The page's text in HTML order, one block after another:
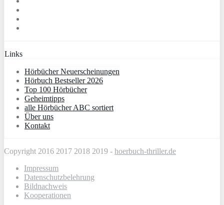
Links
Hörbücher Neuerscheinungen
Hörbuch Bestseller 2026
Top 100 Hörbücher
Geheimtipps
alle Hörbücher ABC sortiert
Über uns
Kontakt
Copyright 2016 2017 2018 2019 - hoerbuch-thriller.de
Impressum
Datenschutzbelehrung
Bildnachweis
Kooperationen